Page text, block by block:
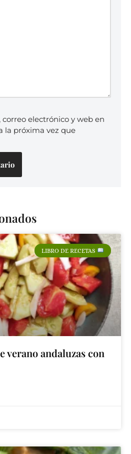
electrónico y web en
la próxima vez que
LIBRO DE RECETAS
verano andaluzas con